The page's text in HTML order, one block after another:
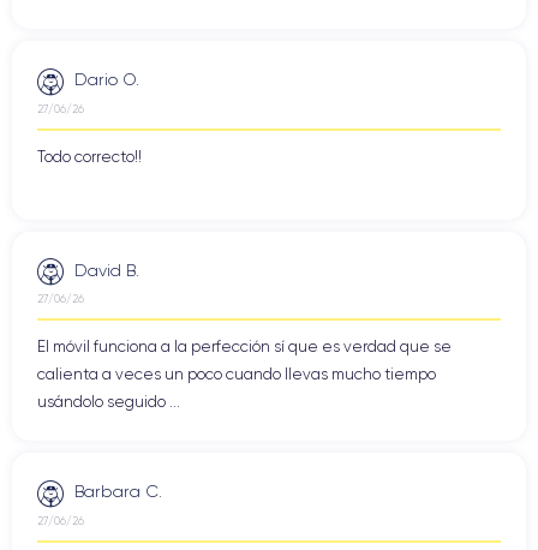
Dario O.
27/06/26
Todo correcto!!
David B.
27/06/26
El móvil funciona a la perfección sí que es verdad que se
calienta a veces un poco cuando llevas mucho tiempo
usándolo seguido ...
Barbara C.
27/06/26